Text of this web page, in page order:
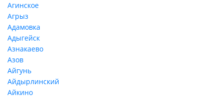
Агинское
Агрыз
Адамовка
Адыгейск
Азнакаево
Азов
Айгунь
Айдырлинский
Айкино